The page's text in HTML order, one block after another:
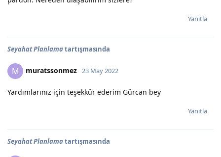
Yanıtla
Seyahat Planlamatartışmasında
M muratssonmez 23 May 2022
Yardımlarınız için teşekkür ederim Gürcan bey
Yanıtla
Seyahat Planlamatartışmasında